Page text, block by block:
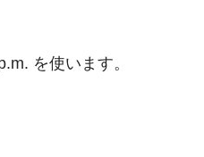
を使います。